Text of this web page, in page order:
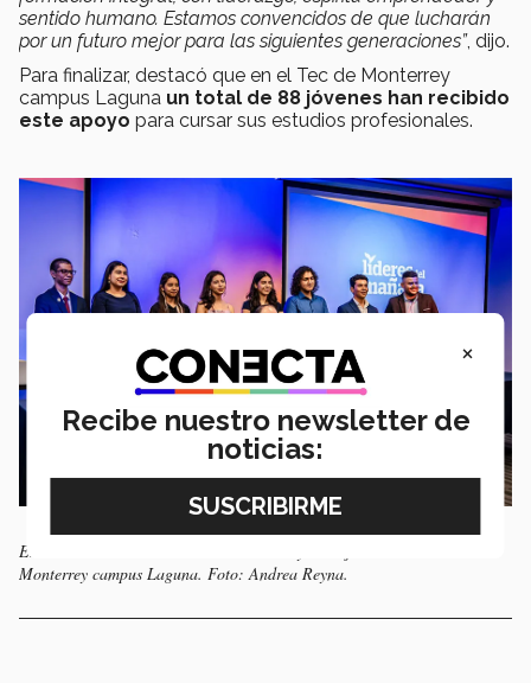
sentido humano. Estamos convencidos de que lucharán
por un futuro mejor para las siguientes generaciones”, dijo.
Para finalizar, destacó que en el Tec de Monterrey
campus Laguna un total de 88 jóvenes han recibido
este apoyo para cursar sus estudios profesionales.
Estudiantes recibieron beca de directivos y consejeros del Tec de
Monterrey campus Laguna. Foto: Andrea Reyna.
×
Recibe nuestro newsletter de
noticias: